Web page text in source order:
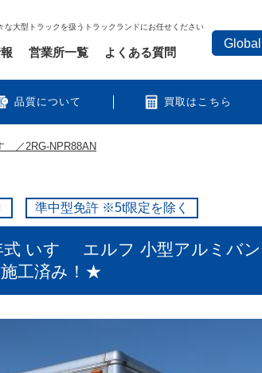
な大型トラックを扱うトラックランドにお任せください
品質について 買取はこちら
営業所一覧 よくある質問
ゞ／2RG-NPR88AN
準中型免許 ※5t限定を除く
式 いすゞ エルフ 小型アルミバ
工済み！★